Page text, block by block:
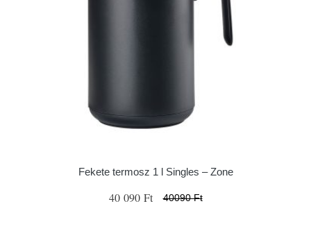
Fekete termosz 1 l Singles – Zone
40 090 Ft 40090 Ft